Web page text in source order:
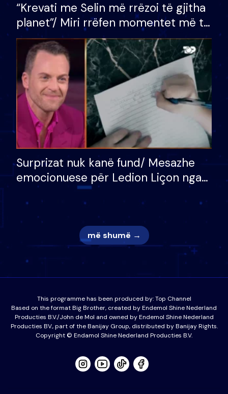
“Krevati me Selin më rrëzoi të gjitha
planet”/ Miri rrëfen momentet më të
bukura në shtëpinë e BB VIP: Do më
mungojë zilja e mëngjesit kur…
Surprizat nuk kanë fund/ Mesazhe
emocionuese për Ledion Liçon nga
nëna dhe fëmijët e tij, moderatori
nuk i mban dot lotët: Nuk meritoj…
më shumë →
This programme has been produced by:Top Channel
Based on the format Big Brother, created by Endemol Shine Nederland
Producties B.V./John de Mol and owned by Endemol Shine Nederland
Producties BV., part of the Banijay Group, distributed by Banijay Rights.
Copyright © Endamol Shine Nederland Producties B.V.